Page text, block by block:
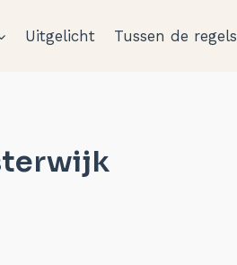
Uitgelicht Tussen de regels